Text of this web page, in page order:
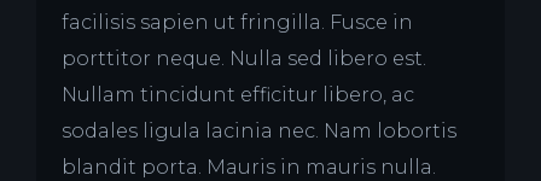
facilisis sapien ut fringilla. Fusce in
porttitor neque. Nulla sed libero est.
Nullam tincidunt efficitur libero, ac
sodales ligula lacinia nec. Nam lobortis
blandit porta. Mauris in mauris nulla.